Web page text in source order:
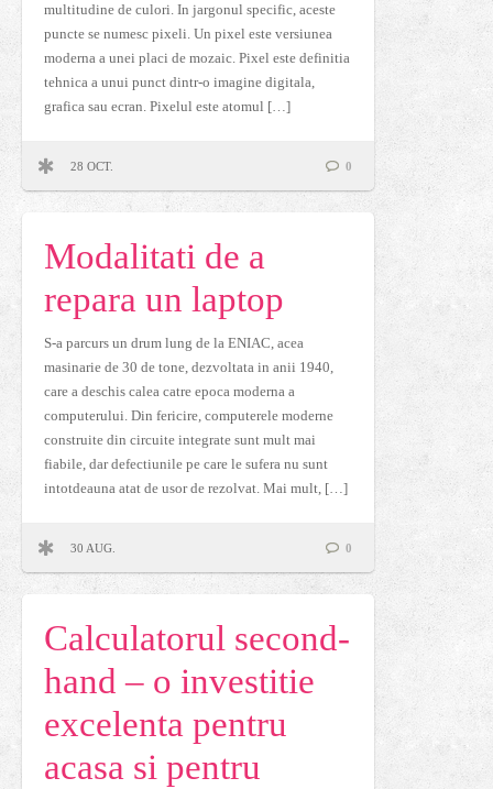
multitudine de culori. In jargonul specific, aceste
puncte se numesc pixeli. Un pixel este versiunea
moderna a unei placi de mozaic. Pixel este definitia
tehnica a unui punct dintr-o imagine digitala,
grafica sau ecran. Pixelul este atomul […]
28 OCT. 0
Modalitati de a
repara un laptop
S-a parcurs un drum lung de la ENIAC, acea
masinarie de 30 de tone, dezvoltata in anii 1940,
care a deschis calea catre epoca moderna a
computerului. Din fericire, computerele moderne
construite din circuite integrate sunt mult mai
fiabile, dar defectiunile pe care le sufera nu sunt
intotdeauna atat de usor de rezolvat. Mai mult, […]
30 AUG. 0
Calculatorul second-
hand – o investitie
excelenta pentru
acasa si pentru